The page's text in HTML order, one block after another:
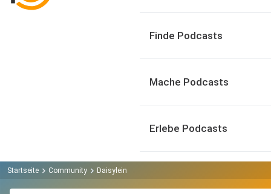
Finde Podcasts
Mache Podcasts
Erlebe Podcasts
Startseite Community Daisylein